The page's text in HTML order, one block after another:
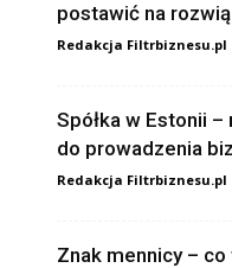
postawić na
Redakcja Filtrbiznesu.pl
Spółka w Estonii
do prowadzenia
Redakcja Filtrbiznesu.pl
Znak mennicy –